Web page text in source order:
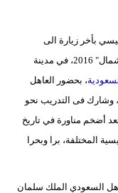
لحضور البيان الختامي لمناورات "رعد الشمال" 2016، في مدينة
، بحضور العاهل
وشارك فى التدريب نحو
عربية و6 إسلامية، وتعد أضخم مناورة في تاريخ
المختلفة، برا وبحرا
السعودي الملك سلمان